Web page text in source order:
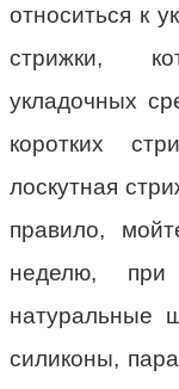
относиться к
стрижки,
укладочных
коротких
лоскутная
правило,
неделю, при
натуральные
силиконы,